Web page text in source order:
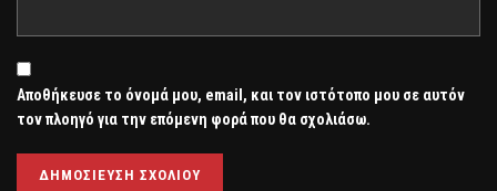
Αποθήκευσε το όνομά μου, email, και τον ιστότοπο μου σε αυτόν
τον πλοηγό για την επόμενη φορά που θα σχολιάσω.